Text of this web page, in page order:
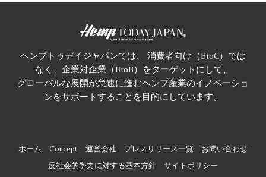
ヘンプトゥデイジャパンでは、 消費者向け（BtoC）では
なく、企業対企業（BtoB）をターゲットにして、
グローバルな展開が急速に進むヘンプ産業のイノベーショ
ンをサポートすることを目的にしています。
ホーム Concept 運営会社 プレスリリース一覧
お問い合わせ
反社会的勢力に対する基本方針
サイトポリシー